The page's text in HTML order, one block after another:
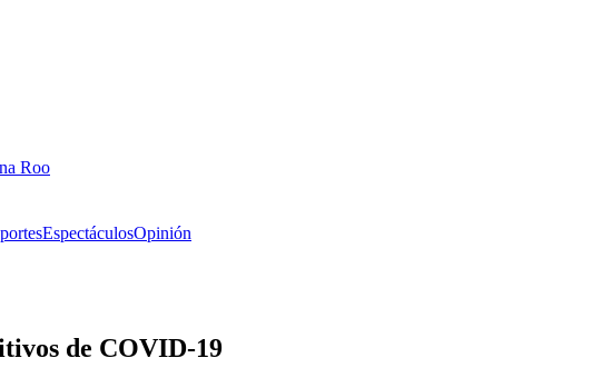
Roo
EspectáculosOpinión
de COVID-19